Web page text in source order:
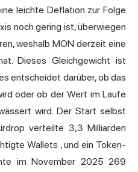
leichte Deflation zur Folge
noch gering ist, überwiegen
weshalb MON derzeit eine
Dieses Gleichgewicht ist
entscheidet darüber, ob das
oder ob der Wert im Laufe
wird. Der Start selbst
verteilte 3,3 Milliarden
Wallets , und ein Token-
im November 2025 269